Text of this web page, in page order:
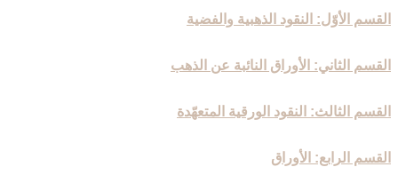
القسم الأوّل: النقود الذهبية والفضية
القسم الثاني: الأوراق النائبة عن الذهب
القسم الثالث: النقود الورقية المتعهّدة
القسم الرابع: الأوراق